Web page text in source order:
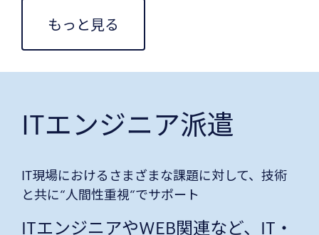
もっと見る
ITエンジニア派遣
IT現場におけるさまざまな課題に対して、技術
と共に“人間性重視“でサポート
ITエンジニアやWEB関連など、IT・